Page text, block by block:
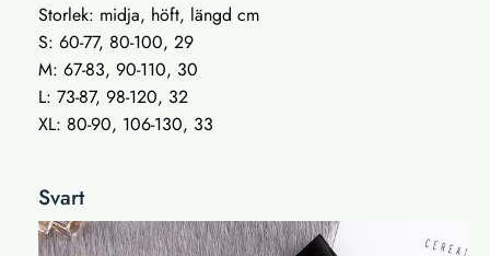
Storlek: midja, höft, längd cm
S: 60-77, 80-100, 29
M: 67-83, 90-110, 30
L: 73-87, 98-120, 32
XL: 80-90, 106-130, 33
Svart